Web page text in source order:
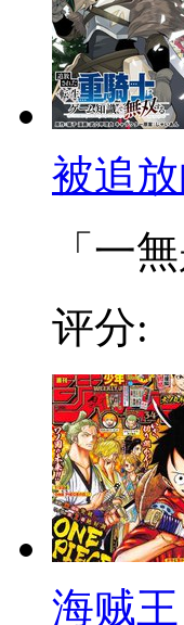
被追
「一
评分:
海贼王